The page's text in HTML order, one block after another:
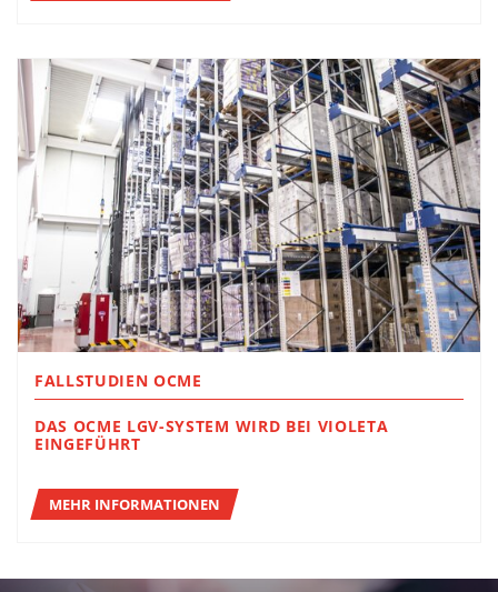
FALLSTUDIEN OCME
DAS OCME LGV-SYSTEM WIRD BEI VIOLETA
EINGEFÜHRT
MEHR INFORMATIONEN